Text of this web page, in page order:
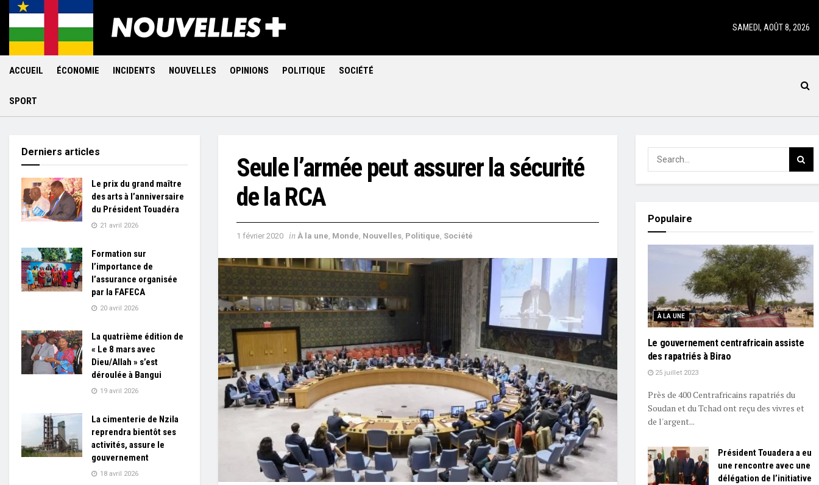
SAMEDI, AOÛT 8, 2026
ACCUEIL ÉCONOMIE INCIDENTS NOUVELLES OPINIONS POLITIQUE SOCIÉTÉ
SPORT
Seule l’armée peut assurer la sécurité
de la RCA
1 février 2020 in À la une Monde Nouvelles, Politique Société
Derniers articles
Le prix du grand maître
des arts à l’anniversaire
du Président Touadéra
21 avril 2026
Formation sur
l’importance de
l’assurance organisée
par la FAFECA
20 avril 2026
La quatrième édition de
« Le 8 mars avec
Dieu/Allah » s’est
déroulée à Bangui
19 avril 2026
La cimenterie de Nzila
reprendra bientôt ses
activités, assure le
gouvernement
18 avril 2026
Populaire
À LA UNE
Le gouvernement centrafricain assiste
des rapatriés à Birao
25 juillet 2023
Près de 400 Centrafricains rapatriés du
Soudan et du Tchad ont reçu des vivres et
de l'argent...
Président Touadera a eu
une rencontre avec une
délégation de l’initiative